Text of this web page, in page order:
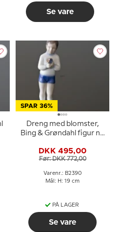
Se vare
SPAR 36%
Dreng med blomster,
Bing & Grøndahl figur nr.
DKK 495,00
Før: DKK 772,00
Varenr.: B2390
Mål: H: 19 cm
PÅ LAGER
Se vare